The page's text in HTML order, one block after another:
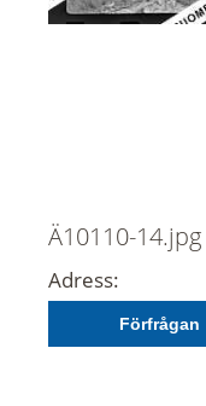
Ä10110-14.jpg
Adress:
Förfrågan